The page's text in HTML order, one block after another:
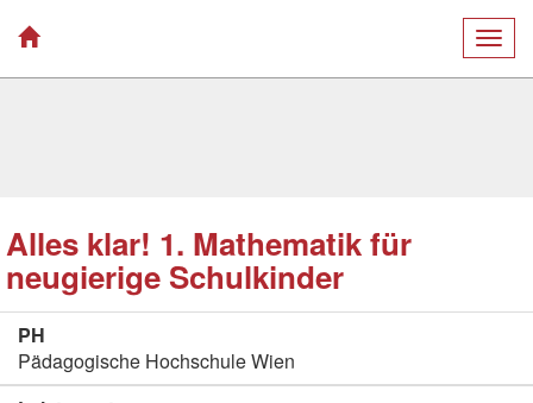
Alles klar! 1. Mathematik für
neugierige Schulkinder
PH
Pädagogische Hochschule Wien